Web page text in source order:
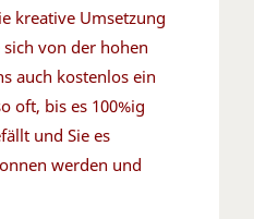
kreative Umsetzung
von der hohen
auch kostenlos ein
oft, bis es 100%ig
und Sie es
werden und